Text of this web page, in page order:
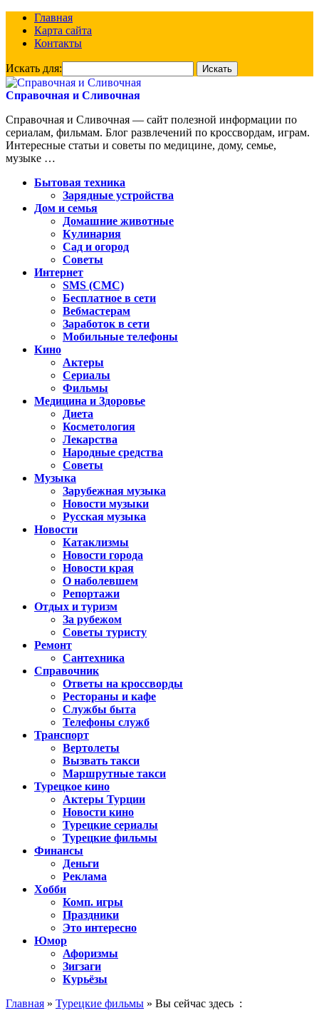
Главная
Карта сайта
Контакты
Искать для:
Справочная и Сливочная
Справочная и Сливочная — сайт полезной информации по
сериалам, фильмам. Блог развлечений по кроссвордам, играм.
Интересные статьи и советы по медицине, дому, семье,
музыке …
Бытовая техника
Зарядные устройства
Дом и семья
Домашние животные
Кулинария
Сад и огород
Советы
Интернет
SMS (СМС)
Бесплатное в сети
Вебмастерам
Заработок в сети
Мобильные телефоны
Кино
Актеры
Сериалы
Фильмы
Медицина и Здоровье
Диета
Косметология
Лекарства
Народные средства
Советы
Музыка
Зарубежная музыка
Новости музыки
Русская музыка
Новости
Катаклизмы
Новости города
Новости края
О наболевшем
Репортажи
Отдых и туризм
За рубежом
Советы туристу
Ремонт
Сантехника
Справочник
Ответы на кроссворды
Рестораны и кафе
Службы быта
Телефоны служб
Транспорт
Вертолеты
Вызвать такси
Маршрутные такси
Турецкое кино
Актеры Турции
Новости кино
Турецкие сериалы
Турецкие фильмы
Финансы
Деньги
Реклама
Хобби
Комп. игры
Праздники
Это интересно
Юмор
Афоризмы
Зигзаги
Курьёзы
Главная » Турецкие фильмы » Вы сейчас здесь :